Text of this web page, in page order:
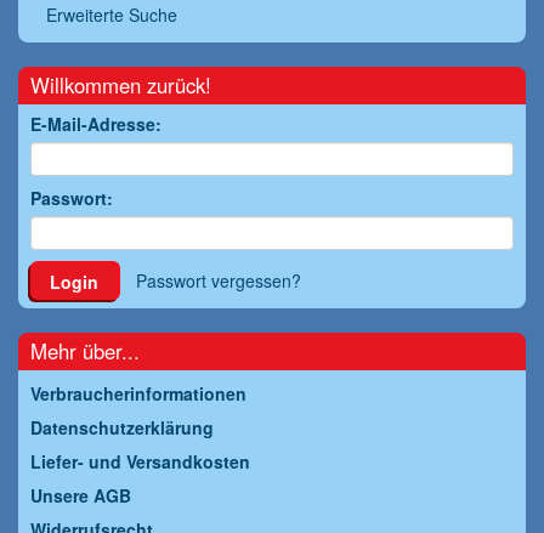
Erweiterte Suche
Willkommen zurück!
E-Mail-Adresse:
Passwort:
Login Passwort vergessen?
Mehr über...
Verbraucherinformationen
Datenschutzerklärung
Liefer- und Versandkosten
Unsere AGB